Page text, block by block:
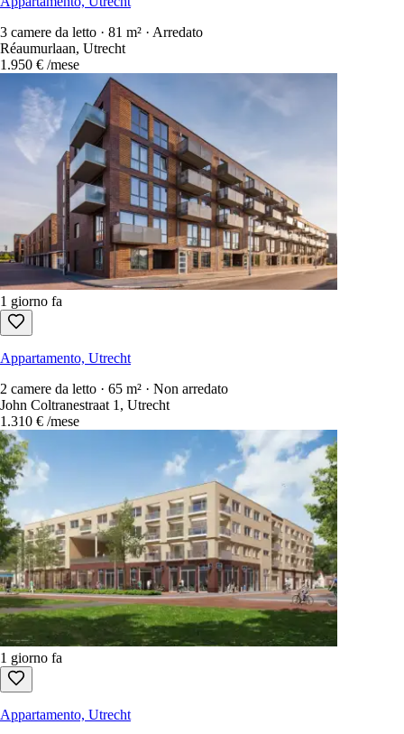
3 camere da letto · 81 m² · Arredato
Réaumurlaan, Utrecht
1.950 € /mese
1 giorno fa
Appartamento, Utrecht
2 camere da letto · 65 m² · Non arredato
John Coltranestraat 1, Utrecht
1.310 € /mese
1 giorno fa
Appartamento, Utrecht